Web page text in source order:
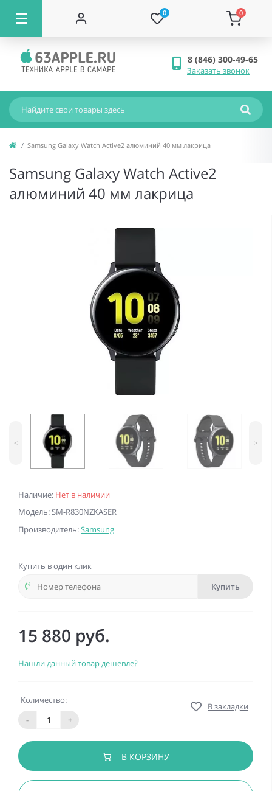
0 0
8 (846) 300-49-65
Заказать звонок
Samsung Galaxy Watch Active2 алюминий 40 мм лакрица
Samsung Galaxy Watch Active2
алюминий 40 мм лакрица
Наличие: Нет в наличии
Модель: SM-R830NZKASER
Производитель:Samsung
< >
Купить в один клик
Купить
15 880 руб.
Нашли данный товар дешевле?
Количество:
-
+
В закладки
В КОРЗИНУ